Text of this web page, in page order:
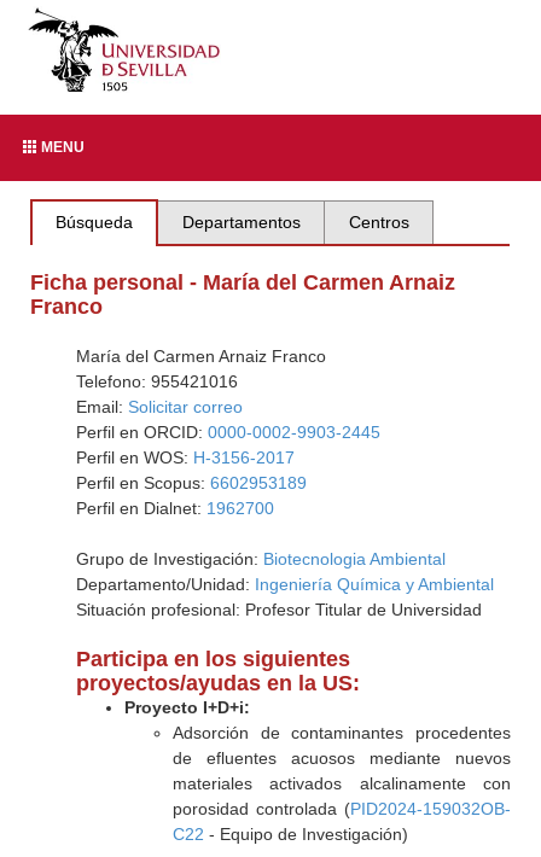
MENU
Búsqueda Departamentos Centros
Ficha personal - María del Carmen Arnaiz
Franco
María del Carmen Arnaiz Franco
Telefono: 955421016
Email: Solicitar correo
Perfil en ORCID: 0000-0002-9903-2445
Perfil en WOS: H-3156-2017
Perfil en Scopus: 6602953189
Perfil en Dialnet: 1962700
Grupo de Investigación: Biotecnologia Ambiental
Departamento/Unidad: Ingeniería Química y Ambiental
Situación profesional: Profesor Titular de Universidad
Participa en los siguientes
proyectos/ayudas en la US:
Proyecto I+D+i:
Adsorción de contaminantes procedentes
de efluentes acuosos mediante nuevos
materiales activados alcalinamente con
porosidad controlada (PID2024-159032OB-
C22 - Equipo de Investigación)